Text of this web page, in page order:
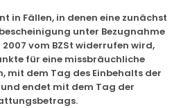
in Fällen, in denen eine zunächst
unter Bezugnahme
2007 vom BZSt widerrufen wird,
für eine missbräuchliche
mit dem Tag des Einbehalts der
endet mit dem Tag der